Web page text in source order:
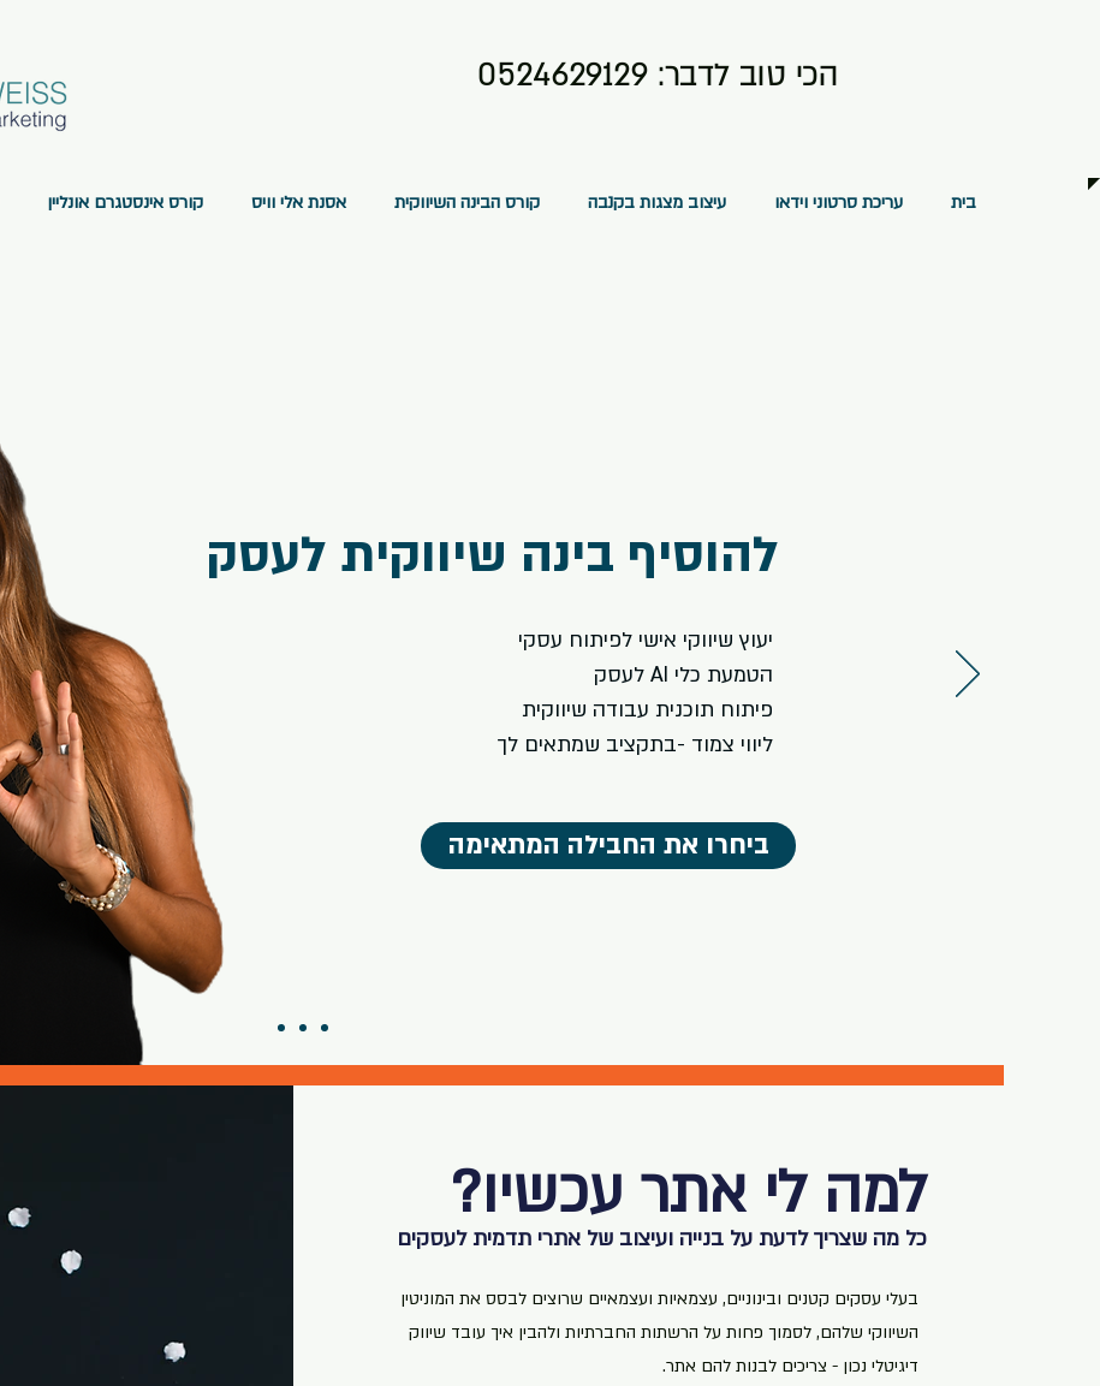
הכי טוב לדבר: 0524629129
בית עריכת סרטוני וידאו עיצוב מצגות בקנבה קורס הבינה השיווקית אסנת אלי וויס קורס אינסטגרם אונליין
ביחרו את החבילה המתאימה
להוסיף בינה שיווקית לעסק
יעוץ שיווקי אישי לפיתוח עסקי
הטמעת כלי AI לעסק
פיתוח תוכנית עבודה שיווקית
ליווי צמוד -בתקציב שמתאים לך
למה לי אתר עכשיו?
כל מה שצריך לדעת על בנייה ועיצוב של אתרי תדמית לעסקים
בעלי עסקים קטנים ובינוניים, עצמאיות ועצמאיים שרוצים לבסס את המוניטין
השיווקי שלהם, לסמוך פחות על הרשתות החברתיות ולהבין איך עובד שיווק
דיגיטלי נכון - צריכים לבנות להם אתר.